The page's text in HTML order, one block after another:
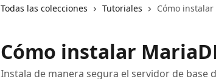
Todas las colecciones Tutoriales Cómo
Cómo instalar
Instala de manera segura el servidor de base